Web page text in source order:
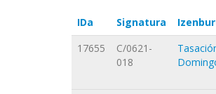
IDa Signatura
17655
C/0621-
018